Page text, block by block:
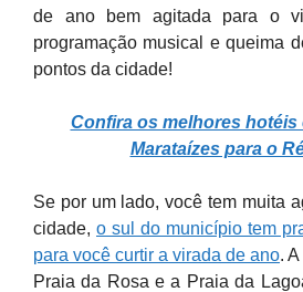
de ano bem agitada para o
programação musical e queima
pontos da cidade!
Confira os melhores hotéis
Marataízes para o
Se por um lado, você tem muita
cidade, o sul do município tem
para você curtir a virada de ano.
Praia da Rosa e a Praia da